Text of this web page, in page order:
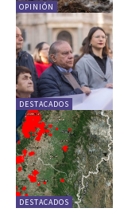
OPINIÓN
DESTACADOS
DESTACADOS